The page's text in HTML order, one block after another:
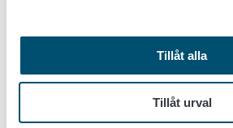
Tillåt alla
Tillåt urval
6. Ansökningsuppgifter: hästar
7. Ansökningsuppgifter: lantrashöns